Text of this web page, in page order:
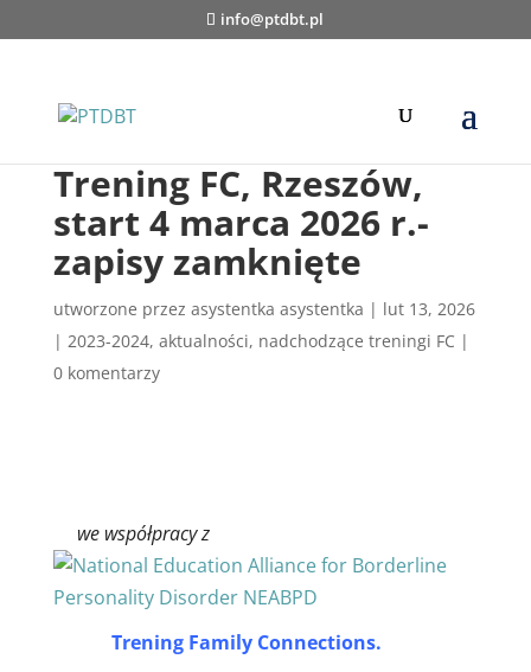
info@ptdbt.pl
Trening FC, Rzeszów,
start 4 marca 2026 r.-
zapisy zamknięte
utworzone przez asystentka asystentka | lut 13, 2026
| 2023-2024, aktualności, nadchodzące treningi FC |
0 komentarzy
we współpracy z
Trening Family Connections.